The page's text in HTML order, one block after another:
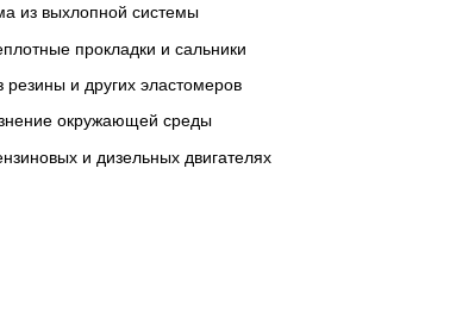
из выхлопной системы
прокладки и сальники
резины и других эластомеров
окружающей среды
и дизельных двигателях